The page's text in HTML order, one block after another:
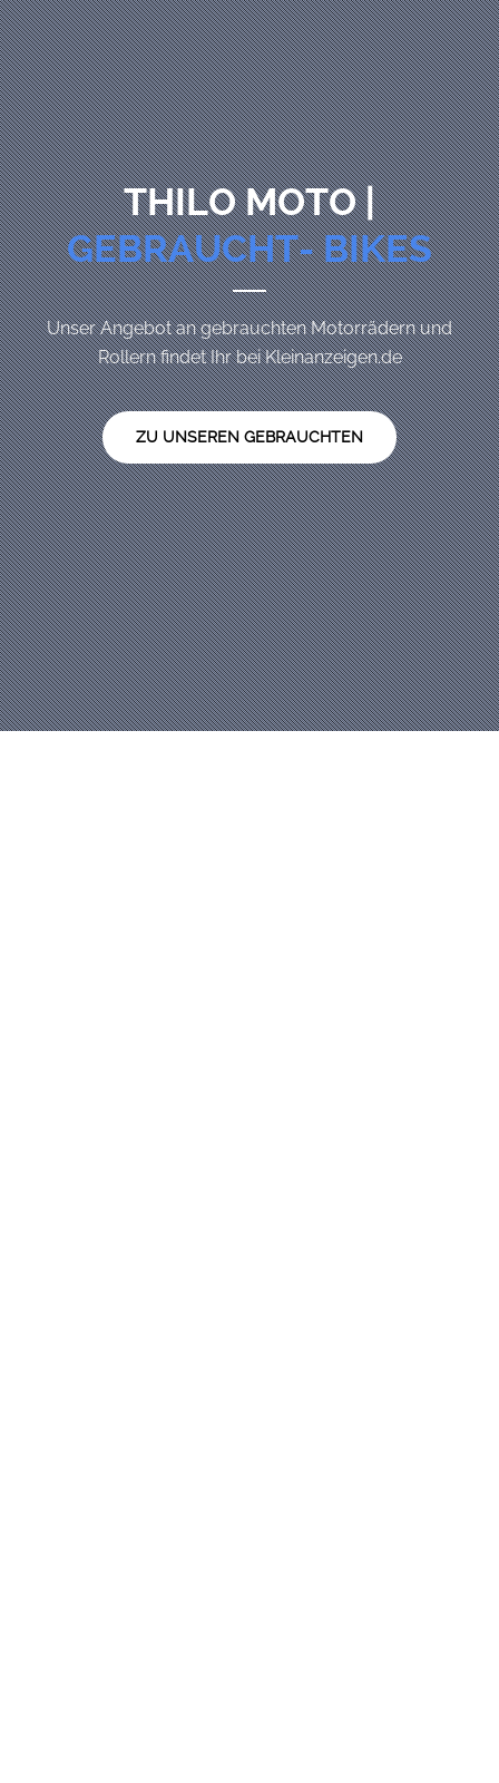
THILO MOTO |
GEBRAUCHT- BIKES
Unser Angebot an gebrauchten Motorrädern und
Rollern findet Ihr bei Kleinanzeigen.de
ZU UNSEREN GEBRAUCHTEN